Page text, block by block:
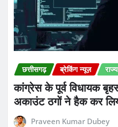
छत्तीसगढ़ ब्रेकिंग न्यूज़ राज्य
कांग्रेस के पूर्व विधायक
अकाउंट ठगों ने हैक कर
Praveen Kumar Dubey